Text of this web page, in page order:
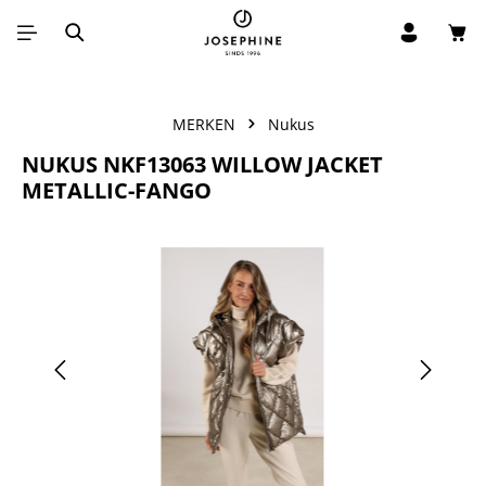
Ga naar de hoofdinhoud
MERKEN Nukus
NUKUS NKF13063 WILLOW JACKET
METALLIC-FANGO